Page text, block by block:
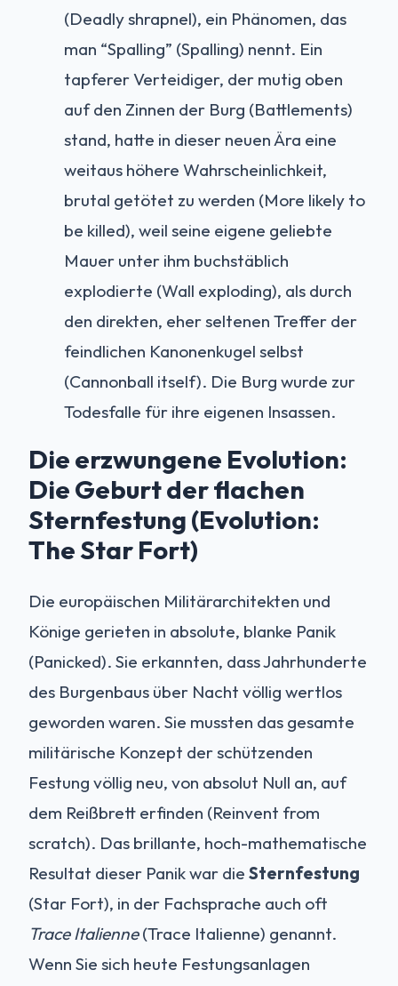
(Deadly shrapnel), ein Phänomen, das
man “Spalling” (Spalling) nennt. Ein
tapferer Verteidiger, der mutig oben
auf den Zinnen der Burg (Battlements)
stand, hatte in dieser neuen Ära eine
weitaus höhere Wahrscheinlichkeit,
brutal getötet zu werden (More likely to
be killed), weil seine eigene geliebte
Mauer unter ihm buchstäblich
explodierte (Wall exploding), als durch
den direkten, eher seltenen Treffer der
feindlichen Kanonenkugel selbst
(Cannonball itself). Die Burg wurde zur
Todesfalle für ihre eigenen Insassen.
Die erzwungene Evolution:
Die Geburt der flachen
Sternfestung (Evolution:
The Star Fort)
Die europäischen Militärarchitekten und
Könige gerieten in absolute, blanke Panik
(Panicked). Sie erkannten, dass Jahrhunderte
des Burgenbaus über Nacht völlig wertlos
geworden waren. Sie mussten das gesamte
militärische Konzept der schützenden
Festung völlig neu, von absolut Null an, auf
dem Reißbrett erfinden (Reinvent from
scratch). Das brillante, hoch-mathematische
Resultat dieser Panik war die Sternfestung
(Star Fort), in der Fachsprache auch oft
Trace Italienne(Trace Italienne) genannt.
Wenn Sie sich heute Festungsanlagen